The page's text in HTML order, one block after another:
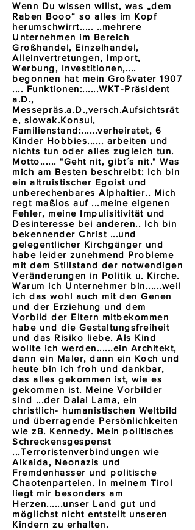
Wenn Du wissen willst, was „dem
Raben Booo“ so alles im Kopf
herumschwirrt..... ..mehrere
Unternehmen im Bereich
Großhandel, Einzelhandel,
Alleinvertretungen, Import,
Werbung, Investitionen,....
begonnen hat mein Großvater 1907
.... Funktionen:......WKT-Präsident
a.D.,
Messepräs.a.D.,versch.Aufsichtsrät
e, slowak.Konsul,
Familienstand:......verheiratet, 6
Kinder Hobbies...... arbeiten und
nichts tun oder alles zugleich tun.
Motto...... "Geht nit, gibt´s nit." Was
mich am Besten beschreibt: Ich bin
ein altruistischer Egoist und
unberechenbares Alphaltier.. Mich
regt maßlos auf ...meine eigenen
Fehler, meine Impulisitivität und
Desinteresse bei anderen.. Ich bin
bekennender Christ ...und
gelegentlicher Kirchgänger und
habe leider zunehmend Probleme
mit dem Stillstand der notwendigen
Veränderungen in Politik u. Kirche.
Warum ich Unternehmer bin......weil
ich das wohl auch mit den Genen
und der Erziehung und dem
Vorbild der Eltern mitbekommen
habe und die Gestaltungsfreiheit
und das Risiko liebe. Als Kind
wollte ich werden......ein Architekt,
dann ein Maler, dann ein Koch und
heute bin ich froh und dankbar,
das alles gekommen ist, wie es
gekommen ist. Meine Vorbilder
sind ...der Dalai Lama, ein
christlich- humanistischen Weltbild
und überragende Persönlichkeiten
wie zB. Kennedy. Mein politisches
Schreckensgespenst
...Terroristenverbindungen wie
Alkaida, Neonazis und
Fremdenhasser und politische
Chaotenparteien. In meinem Tirol
liegt mir besonders am
Herzen......unser Land gut und
möglichst nicht entstellt unseren
Kindern zu erhalten.